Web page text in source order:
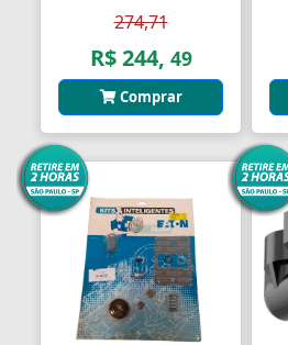
Automóveis
Aventais
Aviões
Bagageiros Gradeados
Balancins
Balancins
Balanças
274,71
R$ 244, 49
Comprar